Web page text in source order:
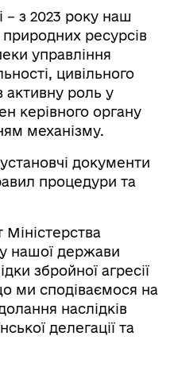
– з 2023 року наш
ресурсів
управління
цивільного
активну роль у
керівного органу
механізму.
документи
процедури та
нашої держави
збройної агресії
ми сподіваємося на
наслідків
делегації та